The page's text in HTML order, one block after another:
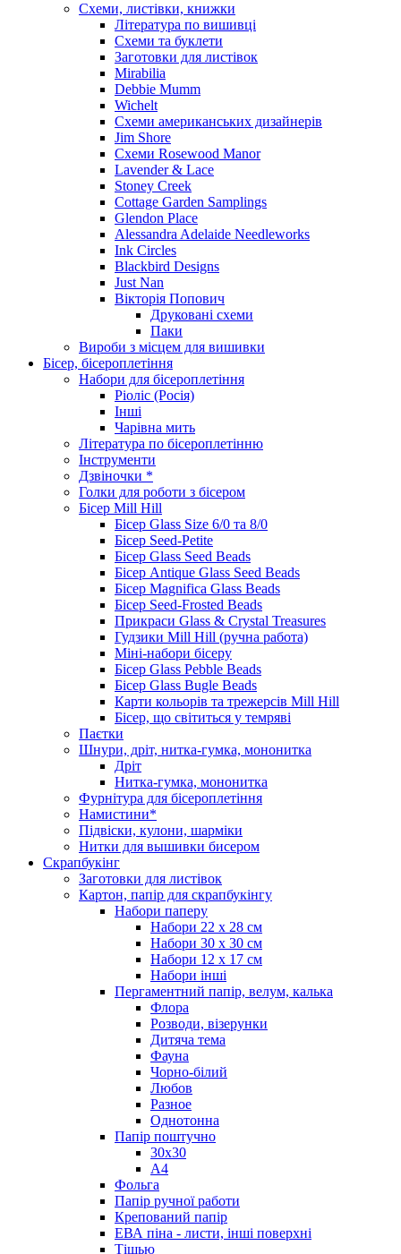
Схеми, листівки, книжки
Література по вишивці
Схеми та буклети
Заготовки для листівок
Mirabilia
Debbie Mumm
Wichelt
Схеми американських дизайнерів
Jim Shore
Cхеми Rosewood Manor
Lavender & Lace
Stoney Creek
Cottage Garden Samplings
Glendon Place
Alessandra Adelaide Needleworks
Ink Circles
Blackbird Designs
Just Nan
Вікторія Попович
Друковані схеми
Паки
Вироби з місцем для вишивки
Бісер, бісероплетіння
Набори для бісероплетіння
Ріоліс (Росія)
Інші
Чарівна мить
Література по бісероплетінню
Інструменти
Дзвіночки *
Голки для роботи з бісером
Бісер Mill Hill
Бісер Glass Size 6/0 та 8/0
Бісер Seed-Petite
Бісер Glass Seed Beads
Бісер Antique Glass Seed Beads
Бісер Magnifica Glass Beads
Бісер Seed-Frosted Beads
Прикраси Glass & Crystal Treasures
Гудзики Mill Hill (ручна работа)
Міні-набори бісеру
Бісер Glass Pebble Beads
Бісер Glass Bugle Beads
Карти кольорів та трежерсів Mill Hill
Бісер, що світиться у темряві
Паєтки
Шнури, дріт, нитка-гумка, мононитка
Дріт
Нитка-гумка, мононитка
Фурнітура для бісероплетіння
Намистини*
Підвіски, кулони, шарміки
Нитки для вышивки бисером
Скрапбукінг
Заготовки для листівок
Картон, папір для скрапбукінгу
Набори паперу
Набори 22 х 28 см
Набори 30 х 30 см
Набори 12 х 17 см
Набори інші
Пергаментний папір, велум, калька
Флора
Розводи, візерунки
Дитяча тема
Фауна
Чорно-білий
Любов
Разное
Однотонна
Папір поштучно
30х30
А4
Фольга
Папір ручної работи
Крепований папір
ЕВА піна - листи, інші поверхні
Тішью